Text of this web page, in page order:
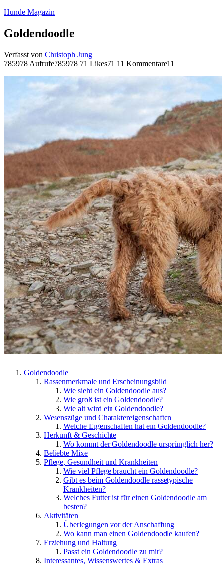
Hunde Magazin
Goldendoodle
Verfasst von Christoph Jung
785978 Aufrufe785978 71 Likes71 11 Kommentare11
Goldendoodle
Rassenmerkmale und Erscheinungsbild
Wie sieht ein Goldendoodle aus?
Wie groß ist ein Goldendoodle?
Wie alt wird ein Goldendoodle?
Wesenszüge und Charaktereigenschaften
Welche Eigenschaften hat ein Goldendoodle?
Herkunft & Geschichte
Wo kommt der Goldendoodle ursprünglich her?
Beliebte Mixe
Pflege, Gesundheit und Krankheiten
Wie viel Pflege braucht ein Goldendoodle?
Gibt es beim Goldendoodle rassetypische
Krankheiten?
Welches Futter ist für einen Goldendoodle am
besten?
Aktivitäten
Überlegungen vor der Anschaffung
Wo kann man einen Goldendoodle kaufen?
Erziehung und Haltung
Passt ein Goldendoodle zu mir?
Interessantes, Wissenswertes & Extras